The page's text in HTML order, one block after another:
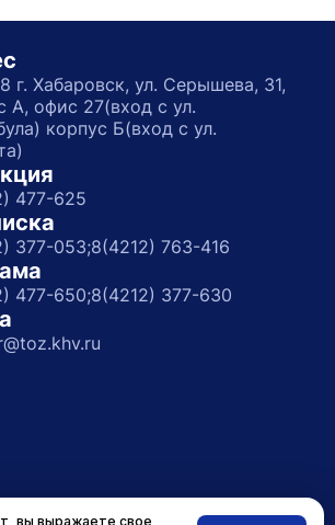
г. Хабаровск, ул. Серышева, 31,
А, офис 27(вход с ул.
корпус Б(вход с ул.
477-625
377-053;8(4212) 763-416
477-650;8(4212) 377-630
вы выражаете свое